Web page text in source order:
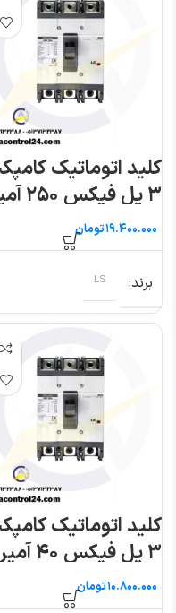
کلید اتوماتیک
۳ پل
(متاسول) ال اس
تومان
برند LS
کلید اتوماتیک
۳ پل فیکس ۴۰ آمپر
(متاسول) ال اس
تومان